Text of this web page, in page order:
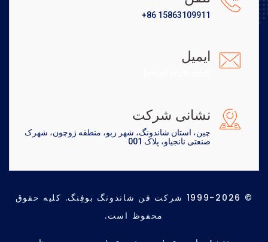
+86 15863109911
ایمیل
نشانی شرکت
چین، استان شاندونگ، شهر زبو، منطقه ژوچون، شهرک
صنعتی نانجیاو، پلاک 001
© 1999-2026 شرکت فن شاندونگ بوفِنگ. کلیه حقوق
محفوظ است.